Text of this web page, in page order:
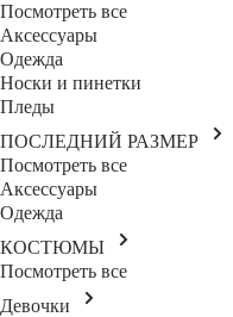
Посмотреть все
Аксессуары
Одежда
Носки и пинетки
Пледы
ПОСЛЕДНИЙ РАЗМЕР
Посмотреть все
Аксессуары
Одежда
КОСТЮМЫ
Посмотреть все
Девочки